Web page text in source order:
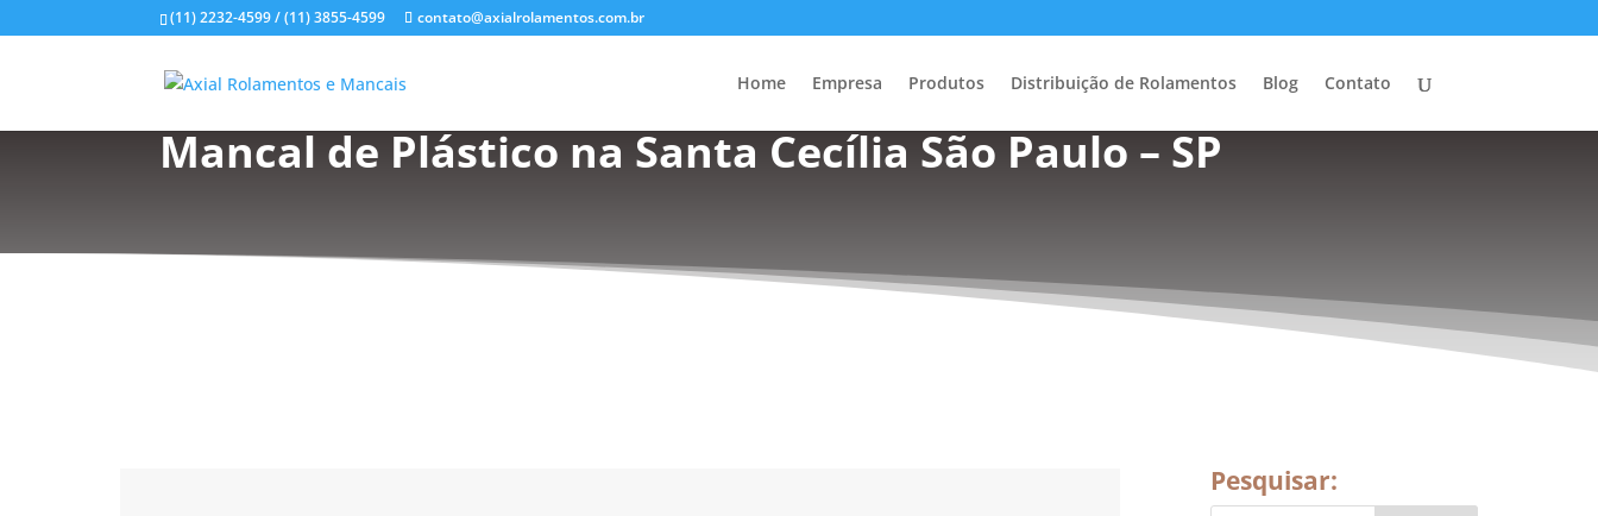
(11) 2232-4599 / (11) 3855-4599 contato@axialrolamentos.com.br
Home Empresa Produtos Distribuição de Rolamentos Blog Contato
Mancal de Plástico na Santa Cecília São Paulo – SP
Pesquisar: